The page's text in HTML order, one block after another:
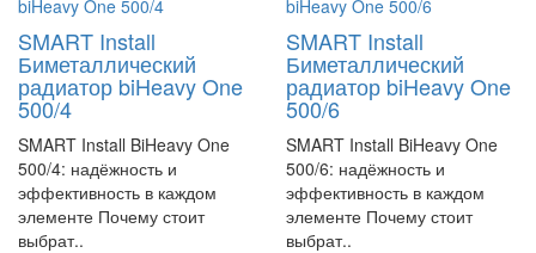
SMART Install
Биметаллический
радиатор biHeavy One
500/4
SMART Install BiHeavy One
500/4: надёжность и
эффективность в каждом
элементе Почему стоит
выбрат..
SMART Install
Биметаллический
радиатор biHeavy One
500/6
SMART Install BiHeavy One
500/6: надёжность и
эффективность в каждом
элементе Почему стоит
выбрат..